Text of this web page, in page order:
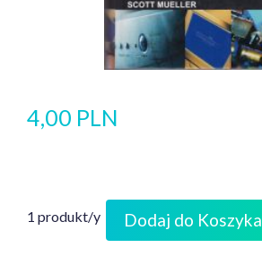
4,00 PLN
1 produkt/y Dodaj do Koszyka